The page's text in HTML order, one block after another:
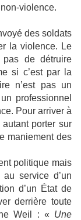
violence.
des soldats
la violence. Le
pas de détruire
si c’est par la
n’est pas un
professionnel
Pour arriver à
porter sur
maniement des
politique mais
service d’un
d’un État de
derrière toute
Weil : « Une